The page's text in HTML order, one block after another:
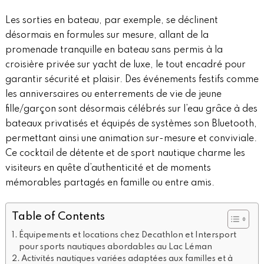
Les sorties en bateau, par exemple, se déclinent
désormais en formules sur mesure, allant de la
promenade tranquille en bateau sans permis à la
croisière privée sur yacht de luxe, le tout encadré pour
garantir sécurité et plaisir. Des événements festifs comme
les anniversaires ou enterrements de vie de jeune
fille/garçon sont désormais célébrés sur l’eau grâce à des
bateaux privatisés et équipés de systèmes son Bluetooth,
permettant ainsi une animation sur-mesure et conviviale.
Ce cocktail de détente et de sport nautique charme les
visiteurs en quête d’authenticité et de moments
mémorables partagés en famille ou entre amis.
Table of Contents
Équipements et locations chez Decathlon et Intersport
pour sports nautiques abordables au Lac Léman
Activités nautiques variées adaptées aux familles et à